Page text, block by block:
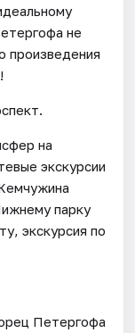
не
произведения
на
экскурсии
парку
экскурсия по
Петергофа